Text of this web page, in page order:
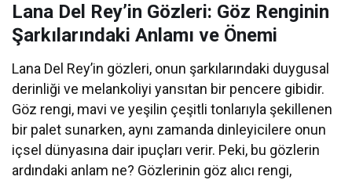
Lana Del Rey’in Gözleri: Göz Renginin
Şarkılarındaki Anlamı ve Önemi
Lana Del Rey’in gözleri, onun şarkılarındaki duygusal
derinliği ve melankoliyi yansıtan bir pencere gibidir.
Göz rengi, mavi ve yeşilin çeşitli tonlarıyla şekillenen
bir palet sunarken, aynı zamanda dinleyicilere onun
içsel dünyasına dair ipuçları verir. Peki, bu gözlerin
ardındaki anlam ne? Gözlerinin göz alıcı rengi,